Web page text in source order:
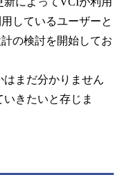
しているユーザーと
の検討を開始してお
まだ分かりません
きたいと存じま